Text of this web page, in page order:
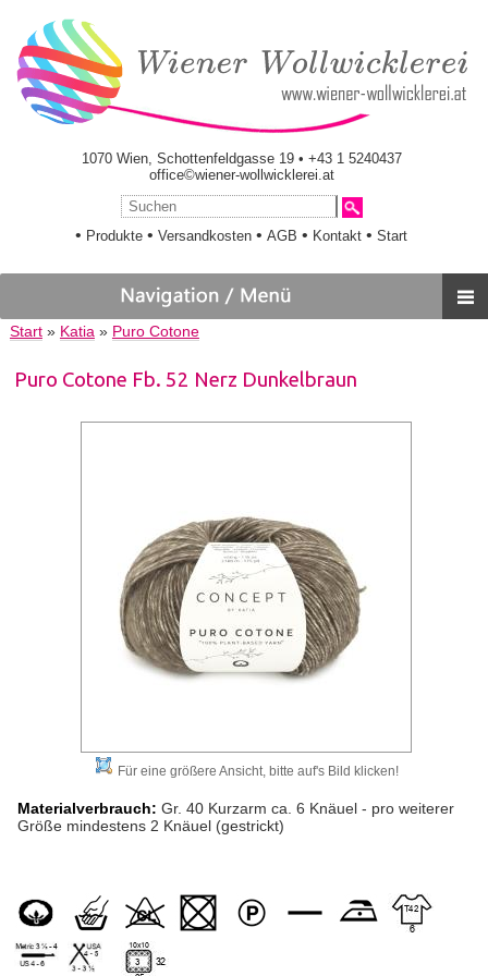
1070 Wien, Schottenfeldgasse 19 • +43 1 5240437
office©wiener-wollwicklerei.at
• Produkte •Versandkosten •AGB • Kontakt •Start
Start» Katia» Puro Cotone
Puro Cotone Fb. 52 Nerz Dunkelbraun
Für eine größere Ansicht, bitte auf's Bild klicken!
Materialverbrauch: Gr. 40 Kurzarm ca. 6 Knäuel - pro weiterer
Größe mindestens 2 Knäuel (gestrickt)